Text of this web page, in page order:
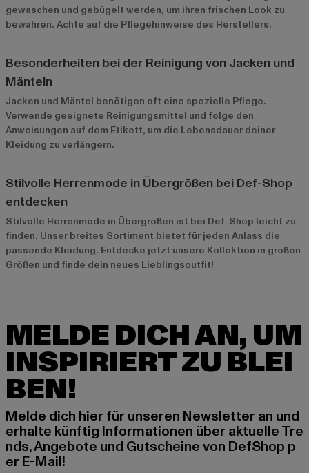
gewaschen und gebügelt werden, um ihren frischen Look zu
bewahren. Achte auf die Pflegehinweise des Herstellers.
Besonderheiten bei der Reinigung von Jacken und
Mänteln
Jacken und Mäntel benötigen oft eine spezielle Pflege.
Verwende geeignete Reinigungsmittel und folge den
Anweisungen auf dem Etikett, um die Lebensdauer deiner
Kleidung zu verlängern.
Stilvolle Herrenmode in Übergrößen bei Def-Shop
entdecken
Stilvolle Herrenmode in Übergrößen ist bei Def-Shop leicht zu
finden. Unser breites Sortiment bietet für jeden Anlass die
passende Kleidung. Entdecke jetzt unsere Kollektion in großen
Größen und finde dein neues Lieblingsoutfit!
MELDE DICH AN, UM
INSPIRIERT ZU BLEI
BEN!
Melde dich hier für unseren Newsletter an und
erhalte künftig Informationen über aktuelle Tre
nds, Angebote und Gutscheine von DefShop p
er E-Mail!